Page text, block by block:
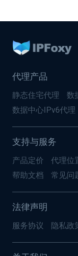
代理产品
静态住宅代理
数
数据中心IPv6代理
支持与服务
产品定价 代理位
帮助文档
常见问
法律声明
服务协议 隐私政